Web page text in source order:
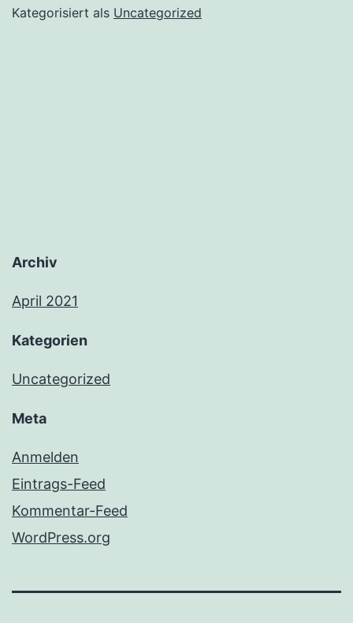
Kategorisiert als Uncategorized
Archiv
April 2021
Kategorien
Uncategorized
Meta
Anmelden
Eintrags-Feed
Kommentar-Feed
WordPress.org